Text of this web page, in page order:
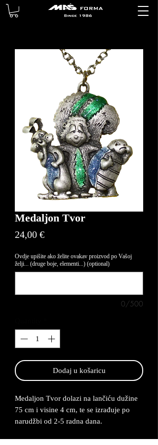
Medaljon Tvor
24,00 €Price
Ovdje upišite ako želite ovakav proizvod po Vašoj
želji... (druge boje, elementi...) (optional)
0/500
Dodaj u košaricu
Medaljon Tvor dolazi na lančiću dužine
75 cm i visine 4 cm, te se izrađuje po
narudžbi od 2-5 radna dana.